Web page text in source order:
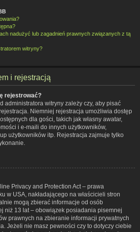
nadużyć lub zagadnień prawnych związanych z tą
witryny?
i rejestracją
rejestrować?
administratora witryny zależy czy, aby pisać
Niemniej rejestracja umożliwia dostęp
dla gości, takich jak własny awatar,
i e-maili do innych użytkowników,
użytkowników itp. Rejestracja zajmuje tylko
Privacy and Protection Act – prawa
w USA, nakładającego na właścicieli stron
mogą zbierać informacje od osób
niż 13 lat – obowiązek posiadania pisemnej
prawnych na zbieranie informacji prywatnych
Jeżeli nie masz pewności czy to dotyczy ciebie